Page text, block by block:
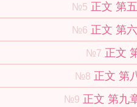
№5 正文 第
№6 正文 第
№7 正文
№8 正文 第
№9 正文 第九